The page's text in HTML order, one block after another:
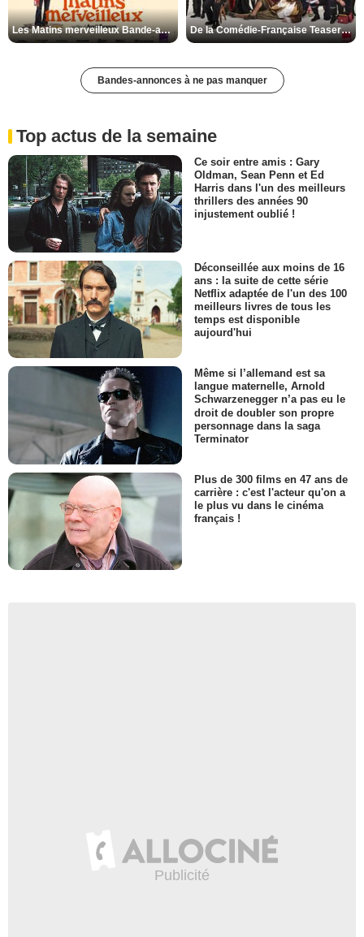
Les Matins merveilleux Bande-annonce VF De la Comédie-Française Teaser VF
Bandes-annonces à ne pas manquer
Top actus de la semaine
Ce soir entre amis : Gary
Oldman, Sean Penn et Ed
Harris dans l'un des meilleurs
thrillers des années 90
injustement oublié !
Déconseillée aux moins de 16
ans : la suite de cette série
Netflix adaptée de l'un des 100
meilleurs livres de tous les
temps est disponible
aujourd'hui
Même si l’allemand est sa
langue maternelle, Arnold
Schwarzenegger n’a pas eu le
droit de doubler son propre
personnage dans la saga
Terminator
Plus de 300 films en 47 ans de
carrière : c'est l'acteur qu'on a
le plus vu dans le cinéma
français !